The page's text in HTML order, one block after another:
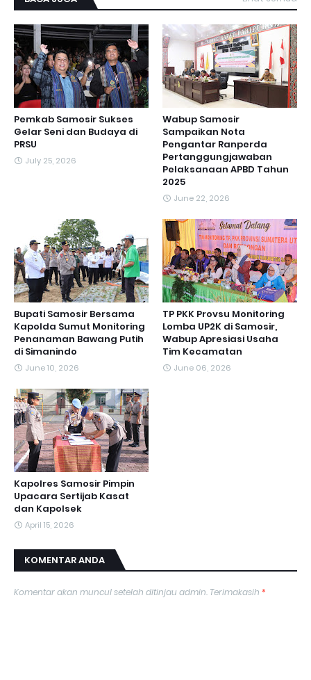
Pemkab Samosir Sukses
Gelar Seni dan Budaya di
PRSU
July 25, 2026
Wabup Samosir
Sampaikan Nota
Pengantar Ranperda
Pertanggungjawaban
Pelaksanaan APBD Tahun
2025
June 22, 2026
Bupati Samosir Bersama
Kapolda Sumut Monitoring
Penanaman Bawang Putih
di Simanindo
June 10, 2026
TP PKK Provsu Monitoring
Lomba UP2K di Samosir,
Wabup Apresiasi Usaha
Tim Kecamatan
June 06, 2026
Kapolres Samosir Pimpin
Upacara Sertijab Kasat
dan Kapolsek
April 15, 2026
KOMENTAR ANDA
Komentar akan muncul setelah ditinjau admin. Terimakasih *